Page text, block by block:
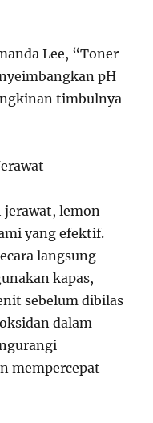
Lee, “Toner
pH
timbulnya
jerawat, lemon
yang efektif.
langsung
kapas,
sebelum dibilas
dalam
mempercepat